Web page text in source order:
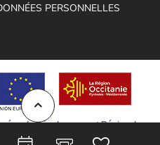
PERSONNELLES
de Développement Régional